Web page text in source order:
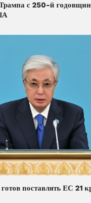
с 250-й
поставлять ЕС 21